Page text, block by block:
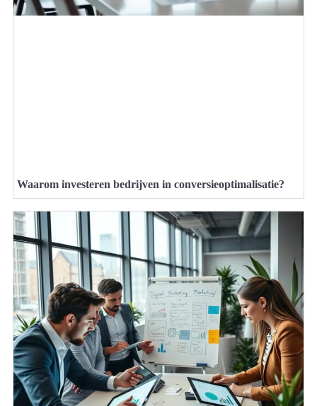
Waarom investeren bedrijven in conversieoptimalisatie?